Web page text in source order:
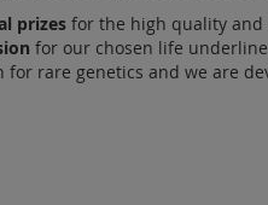
prizes for the high quality
for our chosen life
for rare genetics and we are